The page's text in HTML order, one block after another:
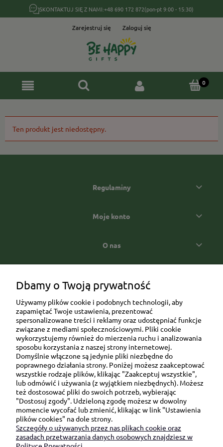
SKONTAKTUJ SIĘ Z NAMI:+48 690 172 872(pon-pt 9:00 - 15:30)
Zarejestruj się Zaloguj się
Ten produkt jest niedostępny.
Regulaminy
Moje konto
O nas
Ul. Brukowa 6/8 lok. 57/58
91-341 Łódź
NIP: 6751510615
SKONTAKTUJ SIĘ Z NAMI:
sklep@be-happygifts.com
+48 690 172 872
Dbamy o Twoją prywatność
Używamy plików cookie i podobnych technologii, aby
zapamiętać Twoje ustawienia, prezentować
spersonalizowane treści i reklamy oraz udostępniać funkcje
związane z mediami społecznościowymi. Pliki cookie
wykorzystujemy również do mierzenia ruchu i analizowania
sposobu korzystania z naszej strony internetowej.
Domyślnie włączone są jedynie pliki niezbędne do
poprawnego działania strony. Poniżej możesz zaakceptować
wszystkie rodzaje plików, klikając "Zaakceptuj wszystkie",
lub odmówić i używania (z wyjątkiem niezbędnych). Możesz
też dostosować pliki do swoich potrzeb, wybierając
"Dostosuj zgody". Udzieloną zgodę możesz w dowolny
momencie wycofać lub zmienić, klikając w link "Ustawienia
plików cookies" na dole strony.
Szczegóły o używanych przez nas plikach cookie oraz
zasadach przetwarzania danych osobowych znajdziesz w